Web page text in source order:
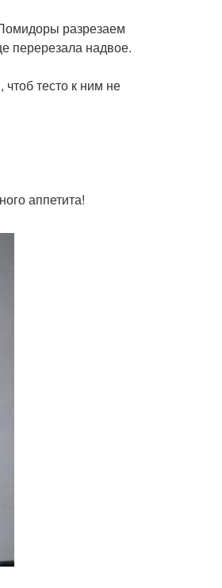
разрезаем
перерезала надвое.
тесто к ним не
аппетита!